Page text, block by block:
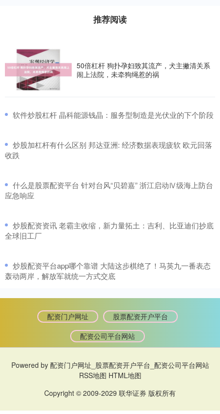
推荐阅读
50倍杠杆 狗扑孕妇致其流产，犬主撇清关系
闹上法院，未牵狗绳惹的祸
​软件炒股杠杆 晶科能源钱晶：服务型制造是光伏业的下个阶段
​炒股加杠杆有什么区别 邦达亚洲: 经济数据表现疲软 欧元回落
收跌
​什么是股票配资平台 针对台风“贝碧嘉” 浙江启动Ⅳ级海上防台
应急响应
​炒股配资资讯 老霸主收缩，新力量拓土：吉利、比亚迪们抄底
全球旧工厂
​炒股配资平台app哪个靠谱 大陆这步棋绝了！马英九一番表态
轰动两岸，解放军就统一方式交底
配资门户网址
股票配资开户平台
配资公司平台网站
Powered by 配资门户网址_股票配资开户平台_配资公司平台网站
RSS地图 HTML地图
Copyright © 2009-2029 联华证券 版权所有